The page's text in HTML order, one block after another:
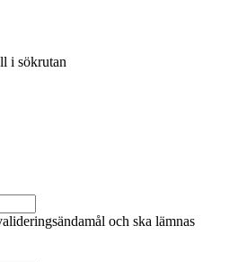
i sökrutan
och ska lämnas